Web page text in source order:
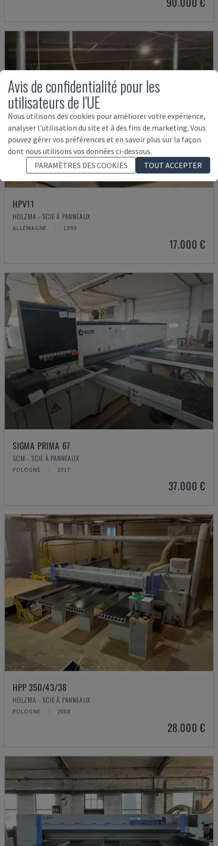
HPV11
HOLZMA - SCIE À PANNEAUX
ALLEMAGNE 1999
17.000 €
SIGMA PRIMA 67
SCM - SCIE À PANNEAUX
POLOGNE 2017
37.000 €
HPP 350/43/38
HOLZMA - SCIE À PANNEAUX
POLOGNE 2008
28.000 €
Avis de confidentialité pour les
utilisateurs de l'UE
Nous utilisons des cookies pour améliorer votre expérience,
analyser l'utilisation du site et à des fins de marketing. Vous
pouvez gérer vos préférences et en savoir plus sur la façon
dont nous utilisons vos données ci-dessous.
PARAMÈTRES DES COOKIES
TOUT ACCEPTER